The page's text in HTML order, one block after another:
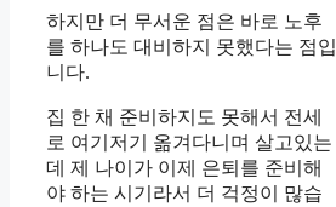
하지만 더 무서운 점은 바로 노후
를 하나도 대비하지 못했다는 점입
니다.
집 한 채 준비하지도 못해서 전세
로 여기저기 옮겨다니며 살고있는
데 제 나이가 이제 은퇴를 준비해
야 하는 시기라서 더 걱정이 많습